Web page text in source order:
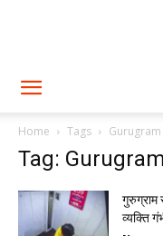
Home Tags
Tag:
गुरुग्राम
व्यक्ति